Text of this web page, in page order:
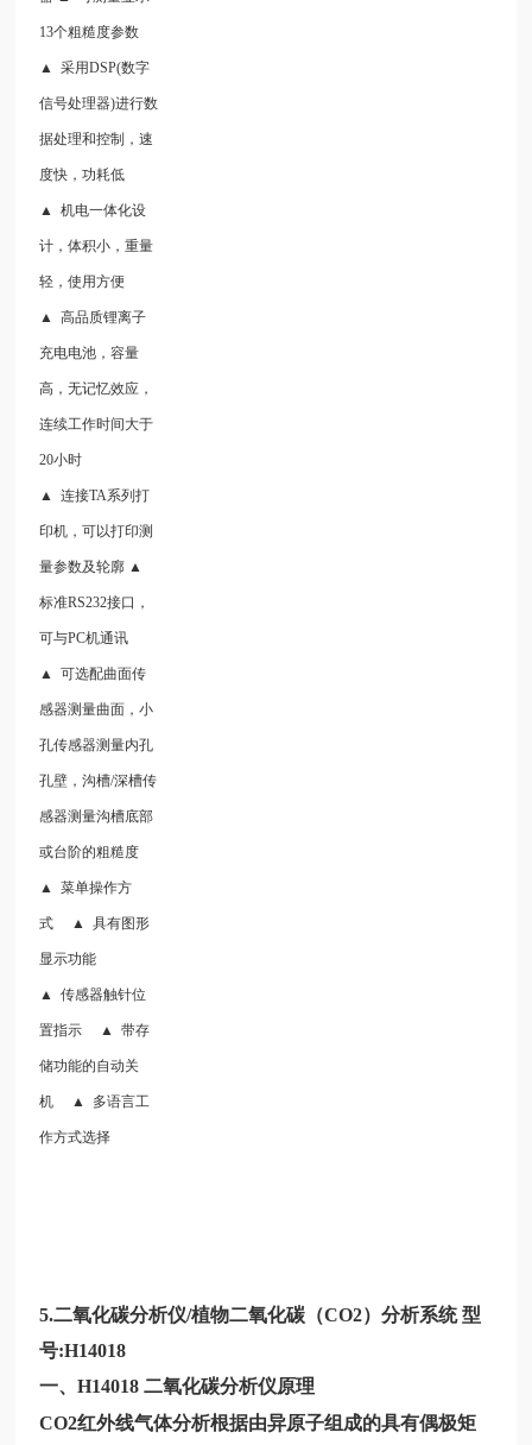
13个粗糙度参数
▲ 采用DSP(数字
信号处理器)进行数
据处理和控制，速
度快，功耗低
▲ 机电一体化设
计，体积小，重量
轻，使用方便
▲ 高品质锂离子
充电电池，容量
高，无记忆效应，
连续工作时间大于
20小时
▲ 连接TA系列打
印机，可以打印测
量参数及轮廓 ▲
标准RS232接口，
可与PC机通讯
▲ 可选配曲面传
感器测量曲面，小
孔传感器测量内孔
孔壁，沟槽/深槽传
感器测量沟槽底部
或台阶的粗糙度
▲ 菜单操作方
式 ▲ 具有图形
显示功能
▲ 传感器触针位
置指示 ▲ 带存
储功能的自动关
机 ▲ 多语言工
作方式选择
5.二氧化碳分析仪/植物二氧化碳（CO2）分析系统 型
号:H14018
一、H14018二氧化碳分析仪原理
CO2红外线气体分析根据由异原子组成的具有偶极矩